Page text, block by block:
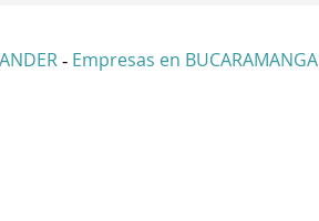
- Empresas en BUCARAMANGA